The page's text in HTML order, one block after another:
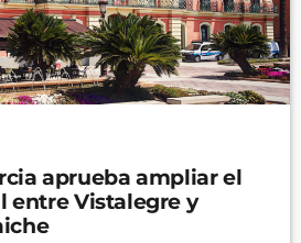
aprueba ampliar el
Vistalegre y